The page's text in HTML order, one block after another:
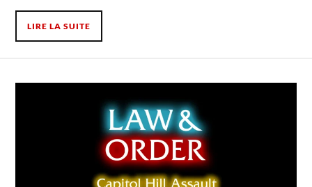
LIRE LA SUITE